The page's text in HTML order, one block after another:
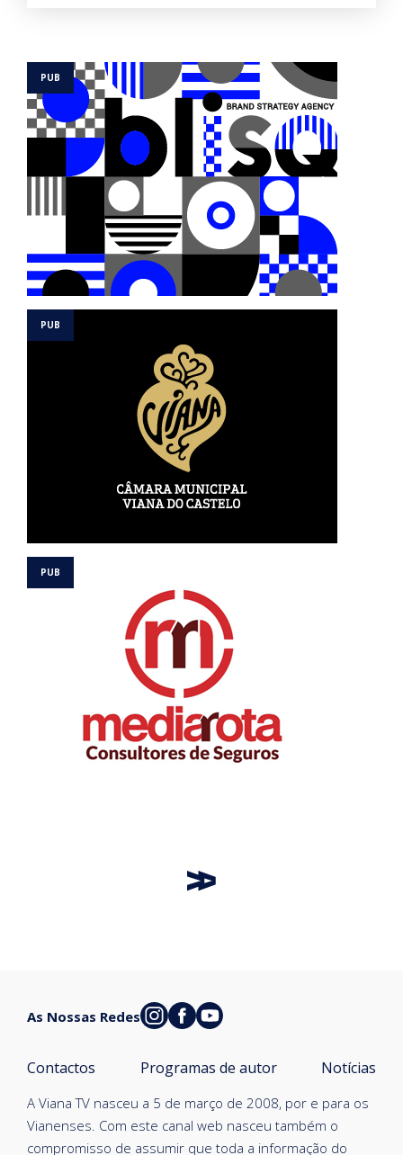
A Viana TV nasceu a 5 de março de 2008, por e para os
Vianenses. Com este canal web nasceu também o
compromisso de assumir que toda a informação do
Contactos Programas de autor Notícias
As Nossas Redes